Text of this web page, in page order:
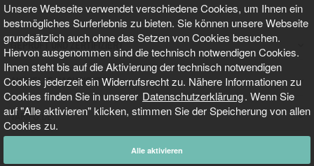
Unsere Webseite verwendet verschiedene Cookies, um Ihnen ein
bestmögliches Surferlebnis zu bieten. Sie können unsere Webseite
grundsätzlich auch ohne das Setzen von Cookies besuchen.
Hiervon ausgenommen sind die technisch notwendigen Cookies.
Ihnen steht bis auf die Aktivierung der technisch notwendigen
Cookies jederzeit ein Widerrufsrecht zu. Nähere Informationen zu
Cookies finden Sie in unserer Datenschutzerklärung. Wenn Sie
auf "Alle aktivieren" klicken, stimmen Sie der Speicherung von allen
Cookies zu.
Alle aktivieren
GEPRÜFT UND ZERTIFIZIERT
AKTUELLE NACHRICHTEN
TARIFO.DE